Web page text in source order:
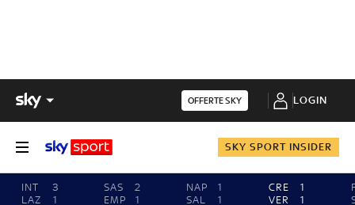
OFFERTE SKY LOGIN
SKY SPORT INSIDER
INT
3
LAZ
1
SAS
2
EMP
1
NAP
1
SAL
1
CRE
1
VER
1